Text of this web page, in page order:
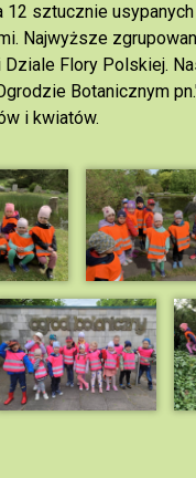
12 sztucznie
Najwyższe
Flory Polskiej.
Botanicznym pn.
i kwiatów.